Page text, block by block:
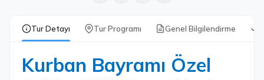
Tur Detayı Tur Programı Genel Bilgilendirme
Kurban Bayramı Özel